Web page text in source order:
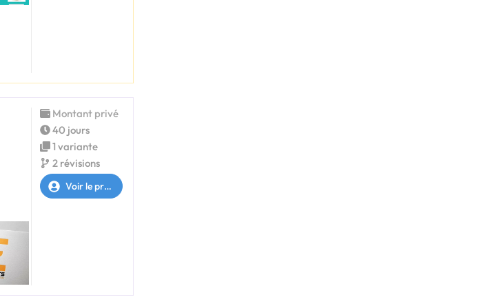
Montant privé
40 jours
1 variante
2 révisions
Voir le profil